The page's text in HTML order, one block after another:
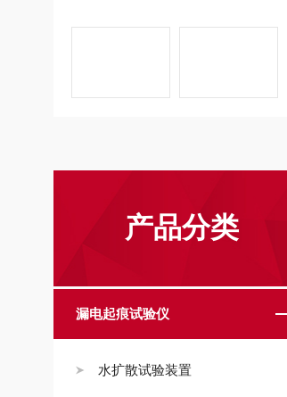
产品分类
漏电起痕试验仪
水扩散试验装置